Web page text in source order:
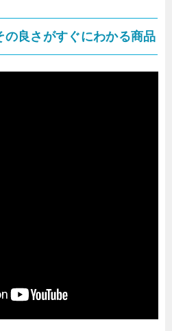
良さがすぐにわかる商品